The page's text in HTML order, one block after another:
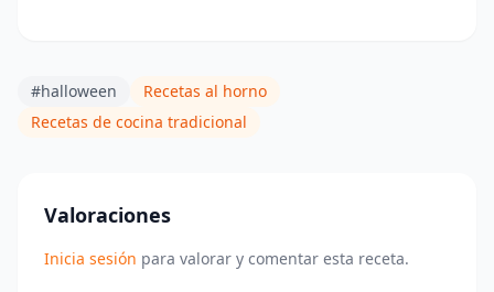
#halloween
Recetas al horno
Recetas de cocina tradicional
Valoraciones
Inicia sesión para valorar y comentar esta receta.